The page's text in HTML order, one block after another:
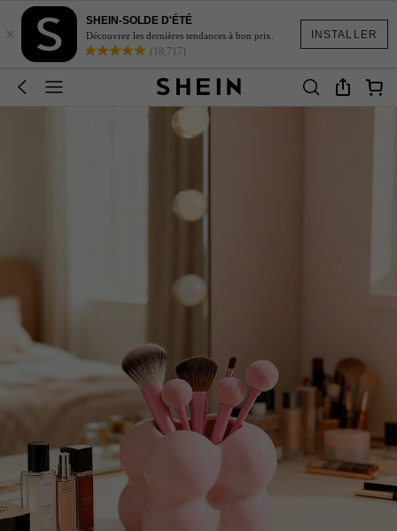
INSTALLER
×
SHEIN-SOLDE D'ÉTÉ
Découvrez les dernières tendances à bon prix.
(18,717)